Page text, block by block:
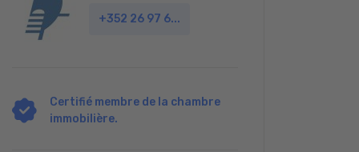
+352 26 97 6...
Certifié membre de la chambre
immobilière.